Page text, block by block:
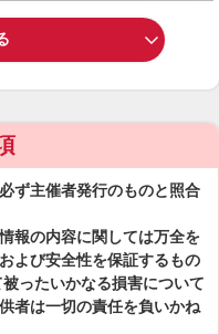
ず主催者発行のものと照合
報の内容に関しては万全を
よび安全性を保証するもの
ったいかなる損害について
者は一切の責任を負いかね